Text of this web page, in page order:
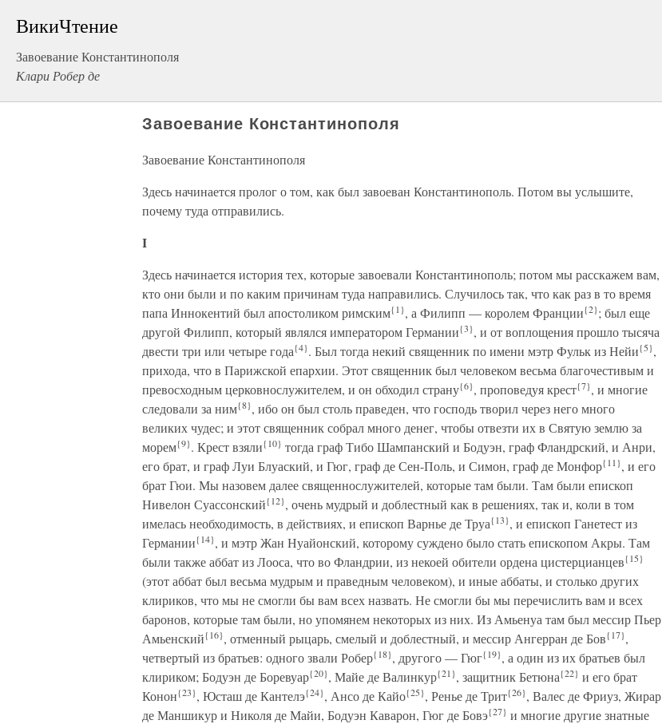
ВикиЧтение
Завоевание Константинополя
Клари Робер де
Завоевание Константинополя
Завоевание Константинополя
Здесь начинается пролог о том, как был завоеван Константинополь. Потом вы услышите,
почему туда отправились.
I
Здесь начинается история тех, которые завоевали Константинополь; потом мы расскажем вам,
кто они были и по каким причинам туда направились. Случилось так, что как раз в то время
папа Иннокентий был апостоликом римским{1}, а Филипп — королем Франции{2}; был еще
другой Филипп, который являлся императором Германии{3}, и от воплощения прошло тысяча
двести три или четыре года{4}. Был тогда некий священник по имени мэтр Фульк из Нейи{5},
прихода, что в Парижской епархии. Этот священник был человеком весьма благочестивым и
превосходным церковнослужителем, и он обходил страну{6}, проповедуя крест{7}, и многие
следовали за ним{8}, ибо он был столь праведен, что господь творил через него много
великих чудес; и этот священник собрал много денег, чтобы отвезти их в Святую землю за
морем{9}. Крест взяли{10} тогда граф Тибо Шампанский и Бодуэн, граф Фландрский, и Анри,
его брат, и граф Луи Блуаский, и Гюг, граф де Сен-Поль, и Симон, граф де Монфор{11}, и его
брат Гюи. Мы назовем далее священнослужителей, которые там были. Там были епископ
Нивелон Суассонский{12}, очень мудрый и доблестный как в решениях, так и, коли в том
имелась необходимость, в действиях, и епископ Варнье де Труа{13}, и епископ Ганетест из
Германии{14}, и мэтр Жан Нуайонский, которому суждено было стать епископом Акры. Там
были также аббат из Лооса, что во Фландрии, из некоей обители ордена цистерцианцев{15}
(этот аббат был весьма мудрым и праведным человеком), и иные аббаты, и столько других
клириков, что мы не смогли бы вам всех назвать. Не смогли бы мы перечислить вам и всех
баронов, которые там были, но упомянем некоторых из них. Из Амьенуа там был мессир Пьер
Амьенский{16}, отменный рыцарь, смелый и доблестный, и мессир Ангерран де Бов{17},
четвертый из братьев: одного звали Робер{18}, другого — Гюг{19}, а один из их братьев был
клириком; Бодуэн де Боревуар{20}, Майе де Валинкур{21}, защитник Бетюна{22} и его брат
Конон{23}, Юсташ де Кантелэ{24}, Ансо де Кайо{25}, Ренье де Трит{26}, Валес де Фриуз, Жирар
де Маншикур и Николя де Майи, Бодуэн Каварон, Гюг де Бовэ{27} и многие другие знатные